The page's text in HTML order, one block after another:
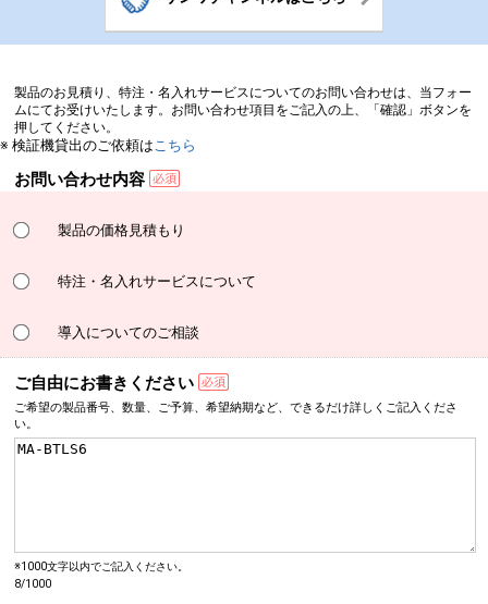
製品のお見積り、特注・名入れサービスについてのお問い合わせは、当フォー
ムにてお受けいたします。お問い合わせ項目をご記入の上、「確認」ボタンを
押してください。
※ 検証機貸出のご依頼は こちら
お問い合わせ内容
製品の価格見積もり
特注・名入れサービスについて
導入についてのご相談
ご自由にお書きください
ご希望の製品番号、数量、 ご予算、希望納期など、できるだけ詳しく ご記入くださ
い。
※1000文字以内でご記入ください。
8/1000